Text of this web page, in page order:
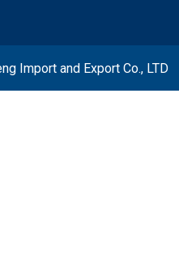
Import and Export Co., LTD